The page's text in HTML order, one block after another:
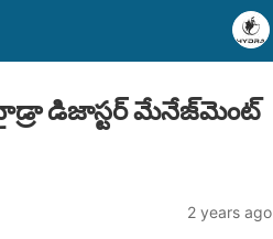
డిజాస్టర్ మేనేజ్‌మెంట్
2 years ago